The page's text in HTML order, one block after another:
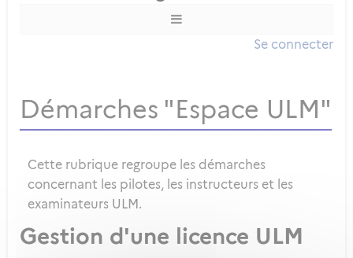
Se connecter
Démarches "Espace ULM"
Cette rubrique regroupe les démarches
concernant les pilotes, les instructeurs et les
examinateurs ULM.
Gestion d'une licence ULM